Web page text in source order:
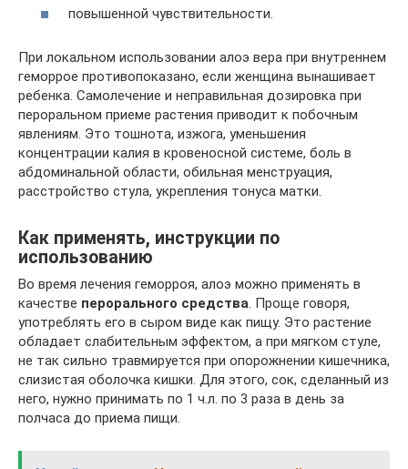
повышенной чувствительности.
При локальном использовании алоэ вера при внутреннем
геморрое противопоказано, если женщина вынашивает
ребенка. Самолечение и неправильная дозировка при
пероральном приеме растения приводит к побочным
явлениям. Это тошнота, изжога, уменьшения
концентрации калия в кровеносной системе, боль в
абдоминальной области, обильная менструация,
расстройство стула, укрепления тонуса матки.
Как применять, инструкции по
использованию
Во время лечения геморроя, алоэ можно применять в
качестве перорального средства. Проще говоря,
употреблять его в сыром виде как пищу. Это растение
обладает слабительным эффектом, а при мягком стуле,
не так сильно травмируется при опорожнении кишечника,
слизистая оболочка кишки. Для этого, сок, сделанный из
него, нужно принимать по 1 ч.л. по 3 раза в день за
полчаса до приема пищи.